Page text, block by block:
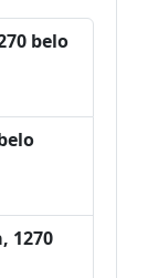
belo
1270